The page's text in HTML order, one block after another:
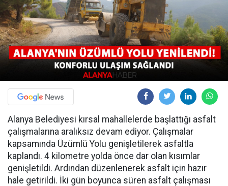
Alanya Belediyesi kırsal mahallelerde başlattığı asfalt
çalışmalarına aralıksız devam ediyor. Çalışmalar
kapsamında Üzümlü Yolu genişletilerek asfaltla
kaplandı. 4 kilometre yolda önce dar olan kısımlar
genişletildi. Ardından düzenlenerek asfalt için hazır
hale getirildi. İki gün boyunca süren asfalt çalışması